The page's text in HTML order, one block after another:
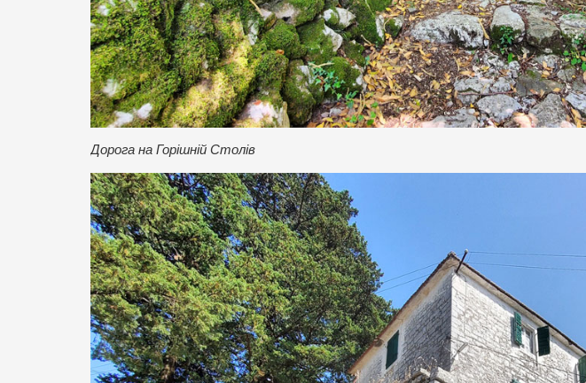
Дорога на Горішній Столів